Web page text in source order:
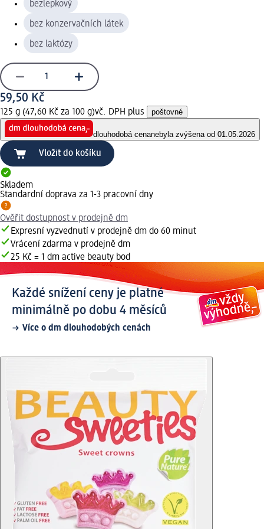
bezlepkový
bez konzervačních látek
bez laktózy
59,50 Kč
125 g (47,60 Kč za 100 g)vč. DPH plus poštovné
dlouhodobá cenanebyla zvýšena od 01.05.2026
Vložit do košíku
Skladem
Standardní doprava za 1-3 pracovní dny
Ověřit dostupnost v prodejně dm
Expresní vyzvednutí v prodejně dm do 60 minut
Vrácení zdarma v prodejně dm
25 Kč = 1 dm active beauty bod
Každé snížení ceny je platné
minimálně po dobu 4 měsíců
Více o dm dlouhodobých cenách